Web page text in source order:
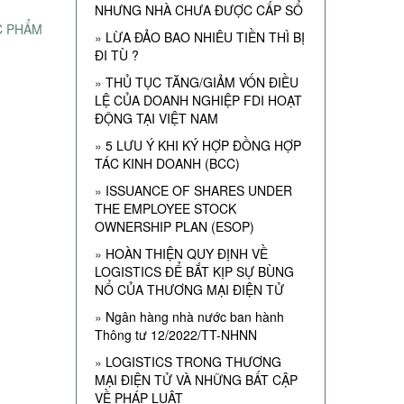
PHẨM
NHƯNG NHÀ CHƯA ĐƯỢC CẤP SỔ
» LỪA ĐẢO BAO NHIÊU TIỀN THÌ BỊ
ĐI TÙ ?
» THỦ TỤC TĂNG/GIẢM VỐN ĐIỀU
LỆ CỦA DOANH NGHIỆP FDI HOẠT
ĐỘNG TẠI VIỆT NAM
» 5 LƯU Ý KHI KÝ HỢP ĐỒNG HỢP
TÁC KINH DOANH (BCC)
» ISSUANCE OF SHARES UNDER
THE EMPLOYEE STOCK
OWNERSHIP PLAN (ESOP)
» HOÀN THIỆN QUY ĐỊNH VỀ
LOGISTICS ĐỂ BẮT KỊP SỰ BÙNG
NỔ CỦA THƯƠNG MẠI ĐIỆN TỬ
» Ngân hàng nhà nước ban hành
Thông tư 12/2022/TT-NHNN
» LOGISTICS TRONG THƯƠNG
MẠI ĐIỆN TỬ VÀ NHỮNG BẤT CẬP
VỀ PHÁP LUẬT